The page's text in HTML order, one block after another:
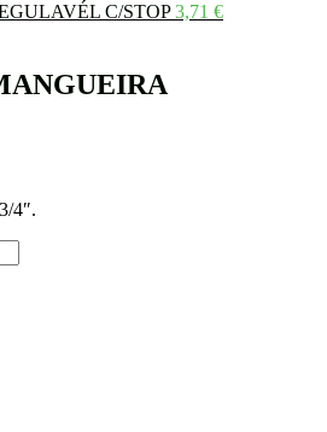
C/STOP 3,71 €
4″.